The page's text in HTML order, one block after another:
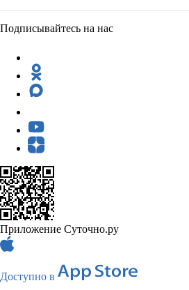
Подписывайтесь на нас
Приложение Суточно.ру
Доступно в